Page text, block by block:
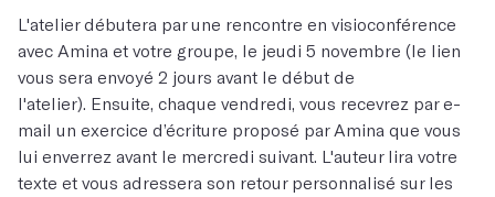
L'atelier débutera par une rencontre en visioconférence
avec Amina et votre groupe, le jeudi 5 novembre (le lien
vous sera envoyé 2 jours avant le début de
l'atelier). Ensuite, chaque vendredi, vous recevrez par e-
mail un exercice d’écriture proposé par Amina que vous
lui enverrez avant le mercredi suivant. L'auteur lira votre
texte et vous adressera son retour personnalisé sur les